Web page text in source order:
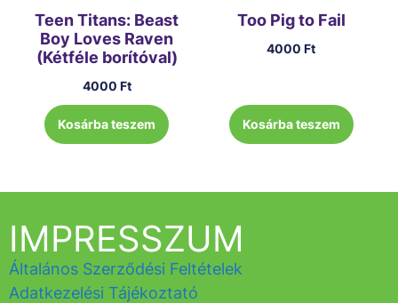
Teen Titans: Beast
Boy Loves Raven
(Kétféle borítóval)
4000 Ft
Kosárba teszem
Too Pig to Fail
4000Ft
Kosárba teszem
IMPRESSZUM
Általános Szerződési Feltételek
Adatkezelési Tájékoztató